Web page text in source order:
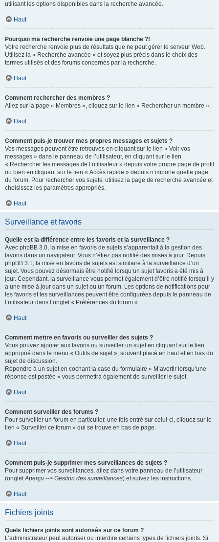
utilisant les options disponibles dans la recherche avancée.
Haut
Pourquoi ma recherche renvoie une page blanche ?!
Votre recherche renvoie plus de résultats que ne peut gérer le serveur Web.
Utilisez la « Recherche avancée » et soyez plus précis dans le choix des
termes utilisés et des forums concernés par la recherche.
Haut
Comment rechercher des membres ?
Allez sur la page « Membres », cliquez sur le lien « Rechercher un membre ».
Haut
Comment puis-je trouver mes propres messages et sujets ?
Vos messages peuvent être retrouvés en cliquant sur le lien « Voir vos
messages » dans le panneau de l’utilisateur, en cliquant sur le lien
« Rechercher les messages de l’utilisateur » depuis votre propre page de profil
ou bien en cliquant sur le lien « Accès rapide » depuis n’importe quelle page
du forum. Pour rechercher vos sujets, utilisez la page de recherche avancée et
choisissez les paramètres appropriés.
Haut
Surveillance et favoris
Quelle est la différence entre les favoris et la surveillance ?
Avec phpBB 3.0, la mise en favoris de sujets s’apparentait à la gestion des
favoris dans un navigateur. Vous n’étiez pas notifié des mises à jour. Depuis
phpBB 3.1, la mise en favoris de sujets est similaire à la surveillance d’un
sujet. Vous pouvez désormais être notifié lorsqu’un sujet favoris a été mis à
jour. Cependant, la surveillance vous permet également d’être notifié lorsqu’il y
a une mise à jour dans un sujet ou un forum. Les options de notifications pour
les favoris et les surveillances peuvent être configurées depuis le panneau de
l’utilisateur dans l’onglet « Préférences du forum ».
Haut
Comment mettre en favoris ou surveiller des sujets ?
Vous pouvez ajouter aux favoris ou surveiller un sujet en cliquant sur le lien
approprié dans le menu « Outils de sujet », souvent placé en haut et en bas du
sujet de discussion.
Répondre à un sujet en cochant la case du formulaire « M’avertir lorsqu’une
réponse est postée » vous permettra également de surveiller le sujet.
Haut
Comment surveiller des forums ?
Pour surveiller un forum en particulier, une fois entré sur celui-ci, cliquez sur le
lien « Surveiller ce forum » qui se trouve en bas de page.
Haut
Comment puis-je supprimer mes surveillances de sujets ?
Pour supprimer vos surveillances, allez dans votre panneau de l’utilisateur
(ongletAperçu --> Gestion des surveillances) et suivez les instructions.
Haut
Fichiers joints
Quels fichiers joints sont autorisés sur ce forum ?
L’administrateur peut autoriser ou interdire certains types de fichiers joints. Si